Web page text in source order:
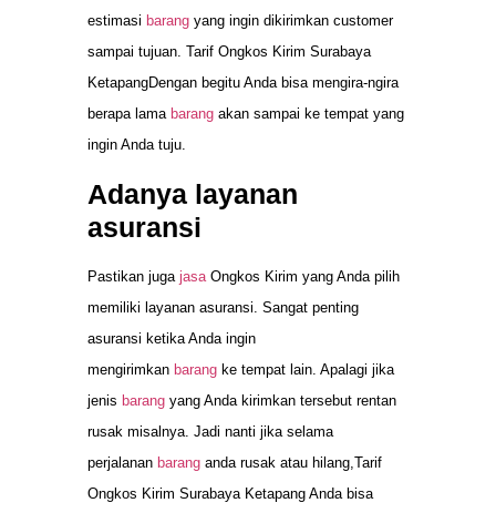
estimasi barang yang ingin dikirimkan customer
sampai tujuan. Tarif Ongkos Kirim Surabaya
KetapangDengan begitu Anda bisa mengira-ngira
berapa lama barang akan sampai ke tempat yang
ingin Anda tuju.
Adanya layanan
asuransi
Pastikan juga jasa Ongkos Kirim yang Anda pilih
memiliki layanan asuransi. Sangat penting
asuransi ketika Anda ingin
mengirimkan barang ke tempat lain. Apalagi jika
jenis barang yang Anda kirimkan tersebut rentan
rusak misalnya. Jadi nanti jika selama
perjalanan barang anda rusak atau hilang,Tarif
Ongkos Kirim Surabaya Ketapang Anda bisa